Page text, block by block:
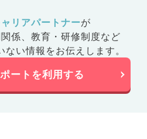
リアパートナーが
係、 教育・研修制度など
い情報をお伝えします。
ートを利用する